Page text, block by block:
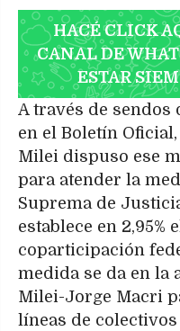
HACÉ CLICK
CANAL DE
ESTAR
A través de
en el Boletín
Milei dispuso ese
para atender la
Suprema de
establece en 2,95%
coparticipación
medida se da en la
Milei-Jorge Macri
líneas de